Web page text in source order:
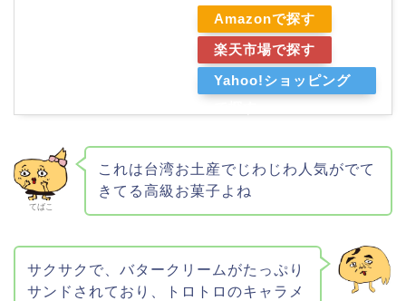
Amazonで探す
楽天市場で探す
Yahoo!ショッピング
てばこ
これは台湾お土産でじわじわ人気がでて
きてる高級お菓子よね
サクサクで、バタークリームがたっぷり
サンドされており、トロトロのキャラメホーム